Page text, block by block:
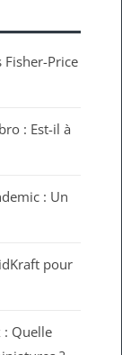
Fisher-Price
: Est-il à
: Un
pour
: Quelle